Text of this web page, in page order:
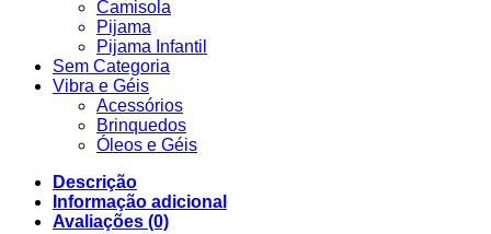
Camisola
Pijama
Pijama Infantil
Sem Categoria
Vibra e Géis
Acessórios
Brinquedos
Óleos e Géis
Descrição
Informação adicional
Avaliações (0)